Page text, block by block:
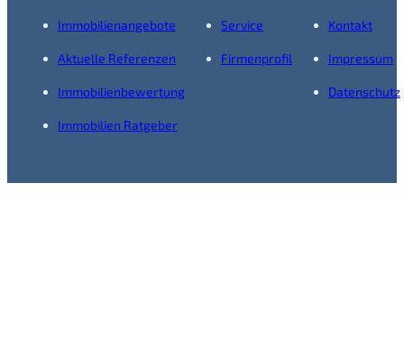
Immobilienangebote
Aktuelle Referenzen
Immobilienbewertung
Immobilien Ratgeber
Service
Firmenprofil
Kontakt
Impressum
Datenschutz